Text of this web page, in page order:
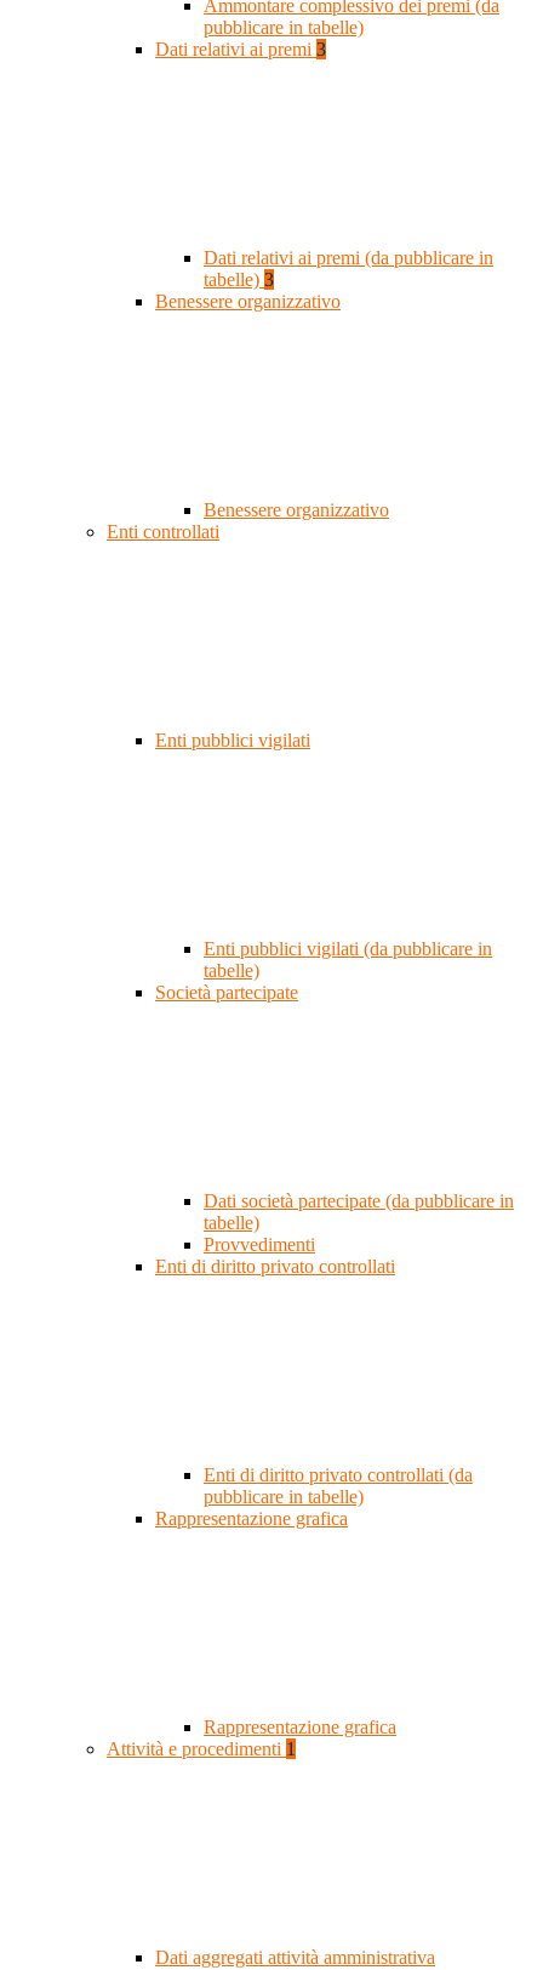
Ammontare complessivo dei premi (da
pubblicare in tabelle)
Dati relativi ai premi 3
Dati relativi ai premi (da pubblicare in
tabelle) 3
Benessere organizzativo
Benessere organizzativo
Enti controllati
Enti pubblici vigilati
Enti pubblici vigilati (da pubblicare in
tabelle)
Società partecipate
Dati società partecipate (da pubblicare in
tabelle)
Provvedimenti
Enti di diritto privato controllati
Enti di diritto privato controllati (da
pubblicare in tabelle)
Rappresentazione grafica
Rappresentazione grafica
Attività e procedimenti 1
Dati aggregati attività amministrativa